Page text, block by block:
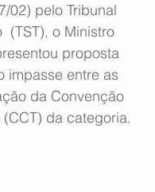
02) pelo Tribunal
(TST), o Ministro
proposta
impasse entre as
da Convenção
da categoria.